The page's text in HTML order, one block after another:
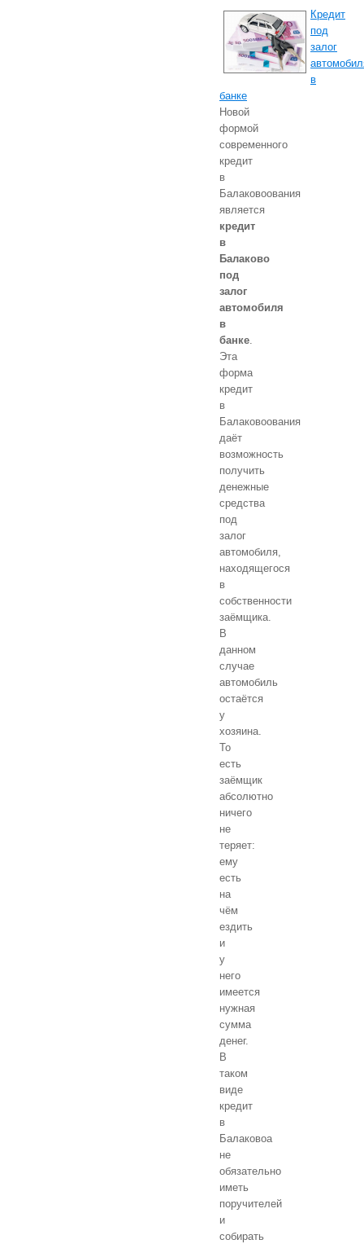
Кредит
под
залог
в
банке
Новой
формой
современного
кредит
в
Балаковоования
является
кредит
в
Балаково
под
залог
автомобиля
в
банке.
Эта
форма
кредит
в
Балаковоования
даёт
возможность
получить
денежные
средства
под
залог
автомобиля,
находящегося
в
собственности
заёмщика.
В
данном
случае
автомобиль
остаётся
у
хозяина.
То
есть
заёмщик
абсолютно
ничего
не
теряет:
ему
есть
на
чём
ездить
и
у
него
имеется
нужная
сумма
денег.
В
таком
виде
кредит
в
Балаковоа
не
обязательно
иметь
поручителей
и
собирать